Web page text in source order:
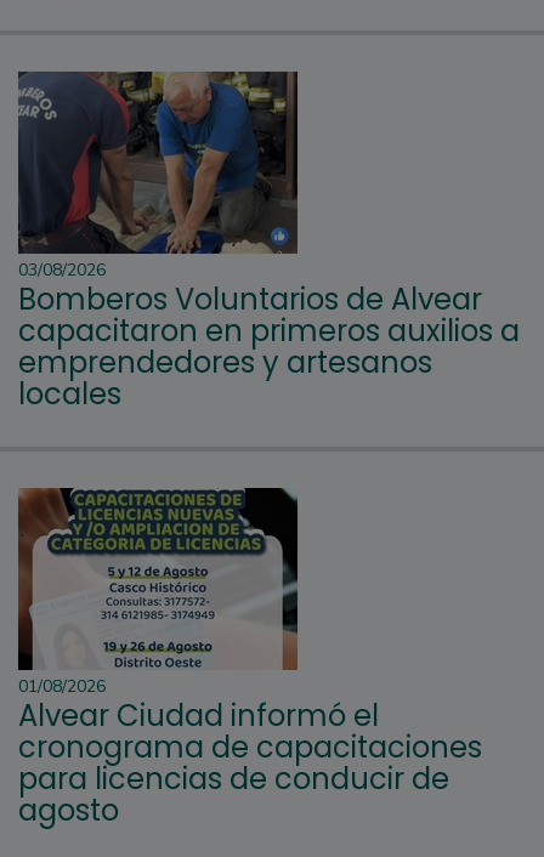
03/08/2026
Bomberos Voluntarios de Alvear
capacitaron en primeros auxilios a
emprendedores y artesanos
locales
01/08/2026
Alvear Ciudad informó el
cronograma de capacitaciones
para licencias de conducir de
agosto